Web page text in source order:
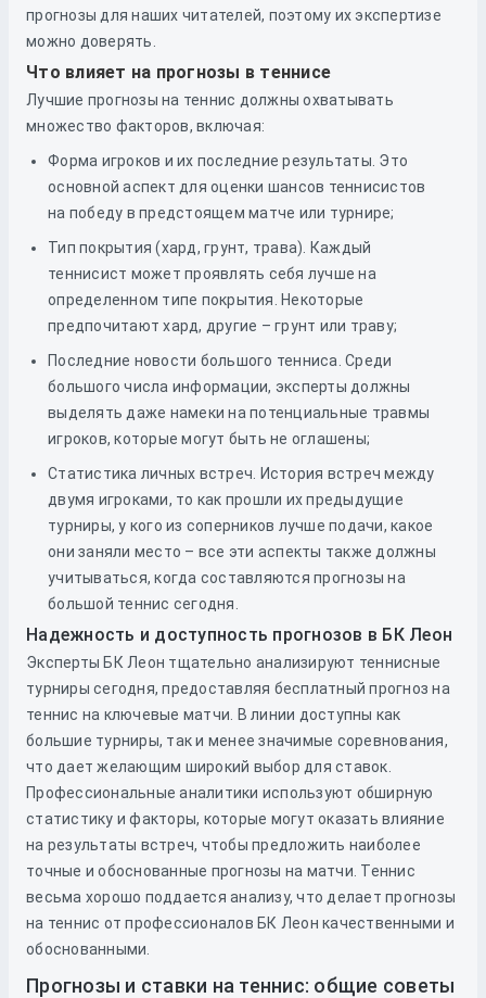
прогнозы для наших читателей, поэтому их экспертизе
можно доверять.
Что влияет на прогнозы в теннисе
Лучшие прогнозы на теннис должны охватывать
множество факторов, включая:
Форма игроков и их последние результаты. Это
основной аспект для оценки шансов теннисистов
на победу в предстоящем матче или турнире;
Тип покрытия (хард, грунт, трава). Каждый
теннисист может проявлять себя лучше на
определенном типе покрытия. Некоторые
предпочитают хард, другие – грунт или траву;
Последние новости большого тенниса. Среди
большого числа информации, эксперты должны
выделять даже намеки на потенциальные травмы
игроков, которые могут быть не оглашены;
Статистика личных встреч. История встреч между
двумя игроками, то как прошли их предыдущие
турниры, у кого из соперников лучше подачи, какое
они заняли место – все эти аспекты также должны
учитываться, когда составляются прогнозы на
большой теннис сегодня.
Надежность и доступность прогнозов в БК Леон
Эксперты БК Леон тщательно анализируют теннисные
турниры сегодня, предоставляя бесплатный прогноз на
теннис на ключевые матчи. В линии доступны как
большие турниры, так и менее значимые соревнования,
что дает желающим широкий выбор для ставок.
Профессиональные аналитики используют обширную
статистику и факторы, которые могут оказать влияние
на результаты встреч, чтобы предложить наиболее
точные и обоснованные прогнозы на матчи. Теннис
весьма хорошо поддается анализу, что делает прогнозы
на теннис от профессионалов БК Леон качественными и
обоснованными.
Прогнозы и ставки на теннис: общие советы